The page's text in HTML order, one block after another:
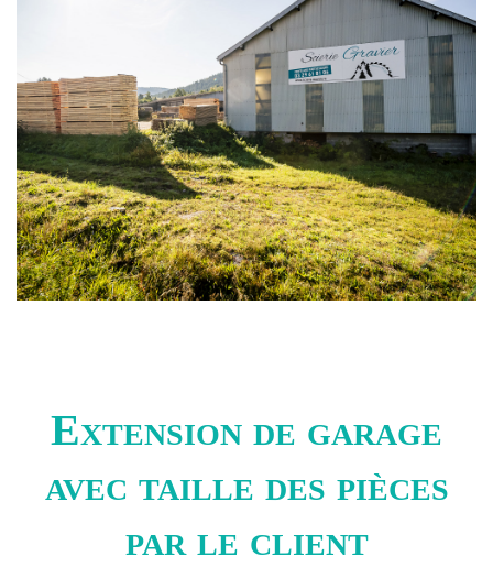
Extension de garage
avec taille des pièces
par le client